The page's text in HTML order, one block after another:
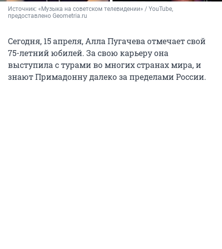
Источник: «Музыка на советском телевидении» / YouTube,
предоставлено Geometria.ru
Сегодня, 15 апреля, Алла Пугачева отмечает свой
75-летний юбилей. За свою карьеру она
выступила с турами во многих странах мира, и
знают Примадонну далеко за пределами России.